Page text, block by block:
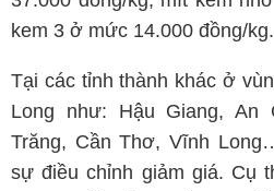
kem 3 ở mức 14.000 đồng/kg.
Tại các tỉnh thành khác ở
Long như: Hậu Giang, An
Trăng, Cần Thơ, Vĩnh
sự điều chỉnh giảm giá. Cụ